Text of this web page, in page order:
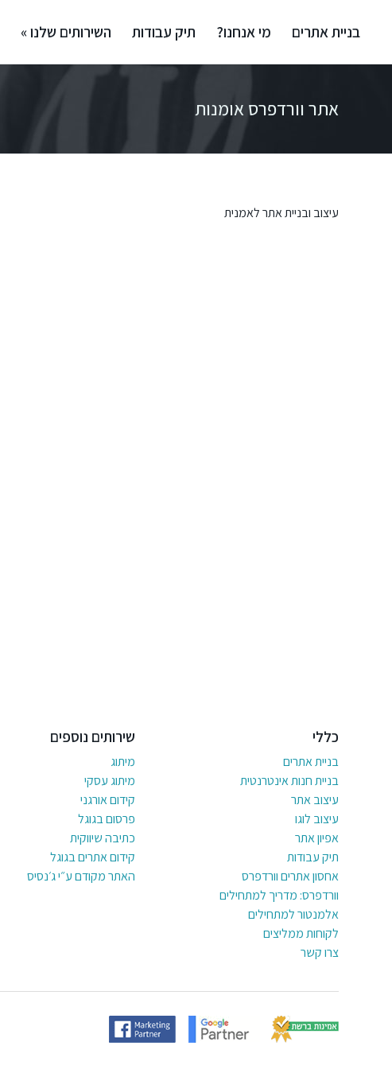
בניית אתרים מי אנחנו? תיק עבודות השירותים שלנו »
אתר וורדפרס אומנות
עיצוב ובניית אתר לאמנית
כללי
בניית אתרים
בניית חנות אינטרנטית
עיצוב אתר
עיצוב לוגו
אפיון אתר
תיק עבודות
אחסון אתרים וורדפרס
וורדפרס: מדריך למתחילים
אלמנטור למתחילים
לקוחות ממליצים
צרו קשר
שירותים נוספים
מיתוג
מיתוג עסקי
קידום אורגני
פרסום בגוגל
כתיבה שיווקית
קידום אתרים בגוגל
האתר מקודם ע״י ג׳נסיס